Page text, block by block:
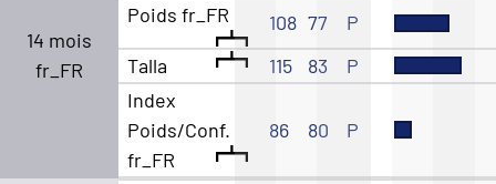
14 mois
fr_FR
Poids fr_FR 108 77
P
Talla
115 83
P
Index
Poids/Conf.
fr_FR
86 80 P